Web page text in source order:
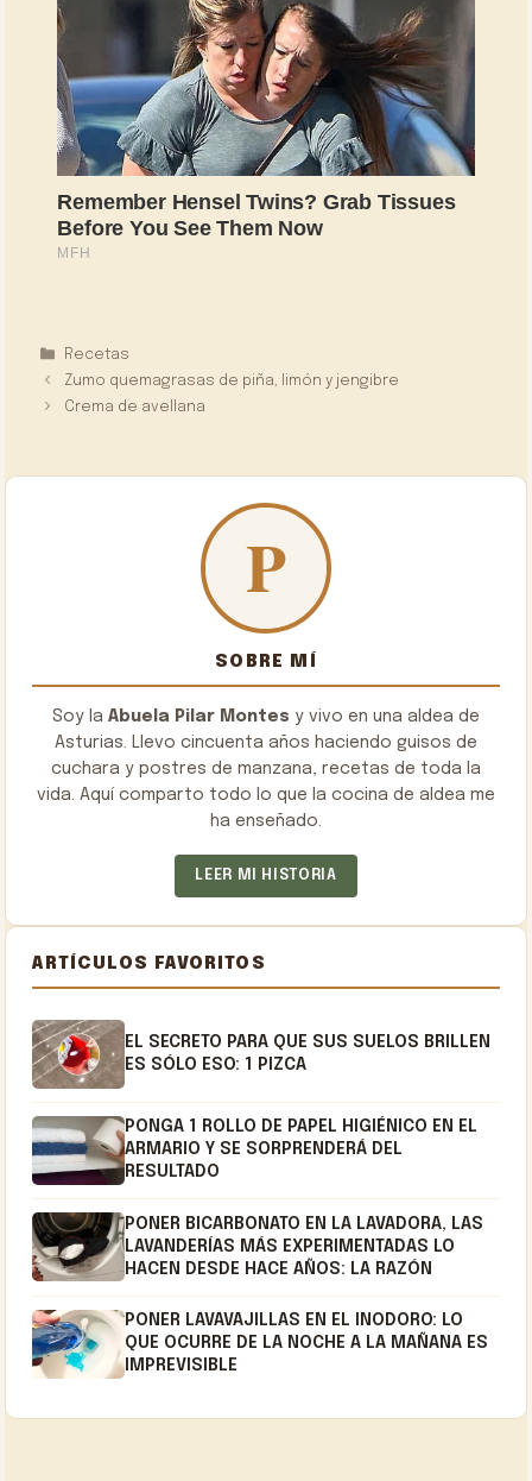
Categorías
Recetas
Zumo quemagrasas de piña, limón y jengibre
Crema de avellana
SOBRE MÍ
Soy la Abuela Pilar Montes y vivo en una aldea de
Asturias. Llevo cincuenta años haciendo guisos de
cuchara y postres de manzana, recetas de toda la
vida. Aquí comparto todo lo que la cocina de aldea me
ha enseñado.
LEER MI HISTORIA
ARTÍCULOS FAVORITOS
EL SECRETO PARA QUE SUS SUELOS BRILLEN
ES SÓLO ESO: 1 PIZCA
PONGA 1 ROLLO DE PAPEL HIGIÉNICO EN EL
ARMARIO Y SE SORPRENDERÁ DEL
RESULTADO
PONER BICARBONATO EN LA LAVADORA, LAS
LAVANDERÍAS MÁS EXPERIMENTADAS LO
HACEN DESDE HACE AÑOS: LA RAZÓN
PONER LAVAVAJILLAS EN EL INODORO: LO
QUE OCURRE DE LA NOCHE A LA MAÑANA ES
IMPREVISIBLE